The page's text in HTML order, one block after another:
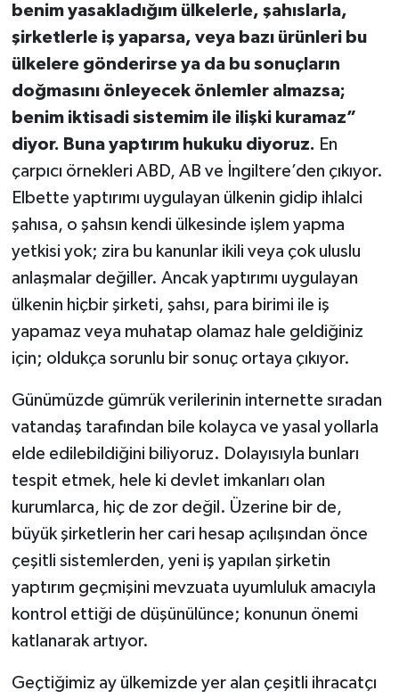
benim yasakladığım ülkelerle, şahıslarla,
şirketlerle iş yaparsa, veya bazı ürünleri bu
ülkelere gönderirse ya da bu sonuçların
doğmasını önleyecek önlemler almazsa;
benim iktisadi sistemim ile ilişki kuramaz”
diyor. Buna yaptırım hukuku diyoruz. En
çarpıcı örnekleri ABD, AB ve İngiltere’den çıkıyor.
Elbette yaptırımı uygulayan ülkenin gidip ihlalci
şahısa, o şahsın kendi ülkesinde işlem yapma
yetkisi yok; zira bu kanunlar ikili veya çok uluslu
anlaşmalar değiller. Ancak yaptırımı uygulayan
ülkenin hiçbir şirketi, şahsı, para birimi ile iş
yapamaz veya muhatap olamaz hale geldiğiniz
için; oldukça sorunlu bir sonuç ortaya çıkıyor.
Günümüzde gümrük verilerinin internette sıradan
vatandaş tarafından bile kolayca ve yasal yollarla
elde edilebildiğini biliyoruz. Dolayısıyla bunları
tespit etmek, hele ki devlet imkanları olan
kurumlarca, hiç de zor değil. Üzerine bir de,
büyük şirketlerin her cari hesap açılışından önce
çeşitli sistemlerden, yeni iş yapılan şirketin
yaptırım geçmişini mevzuata uyumluluk amacıyla
kontrol ettiği de düşünülünce; konunun önemi
katlanarak artıyor.
Geçtiğimiz ay ülkemizde yer alan çeşitli ihracatçı